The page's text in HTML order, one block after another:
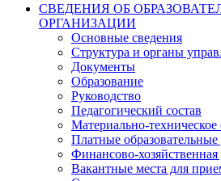
СВЕДЕНИЯ ОБ
ОРГАНИЗАЦИИ
Основные сведения
Структура и органы
Документы
Образование
Руководство
Педагогический состав
Материально-техническое
Платные образовательные
Финансово-хозяйственная
Вакантные места для